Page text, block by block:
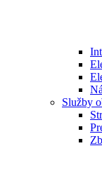
Služby